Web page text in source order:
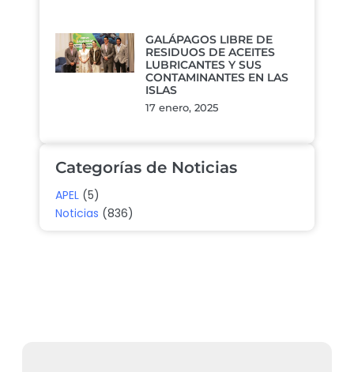
GALÁPAGOS LIBRE DE
RESIDUOS DE ACEITES
LUBRICANTES Y SUS
CONTAMINANTES EN LAS
ISLAS
17 enero, 2025
Categorías de Noticias
APEL (5)
Noticias (836)